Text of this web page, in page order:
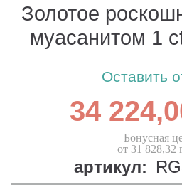
Золотое
муасанитом 1
Оставить
34
Бонусная
от 31 828,32
артикул: